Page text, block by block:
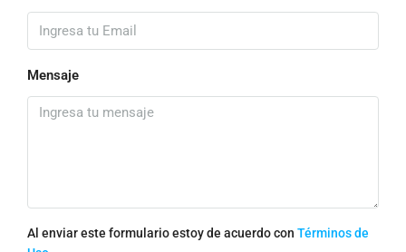
Mensaje
Al enviar este formulario estoy de acuerdo con Términos de